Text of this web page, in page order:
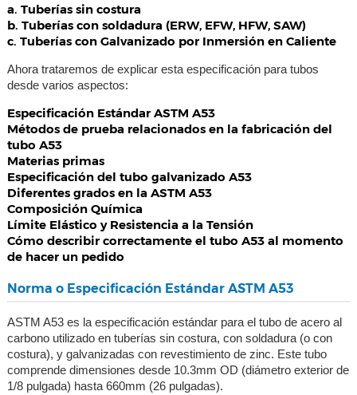
a. Tuberías sin costura
b. Tuberías con soldadura (ERW, EFW, HFW, SAW)
c. Tuberías con Galvanizado por Inmersión en Caliente
Ahora trataremos de explicar esta especificación para tubos
desde varios aspectos:
Especificación Estándar ASTM A53
Métodos de prueba relacionados en la fabricación del
tubo A53
Materias primas
Especificación del tubo galvanizado A53
Diferentes grados en la ASTM A53
Composición Química
Límite Elástico y Resistencia a la Tensión
Cómo describir correctamente el tubo A53 al momento
de hacer un pedido
Norma o Especificación Estándar ASTM A53
ASTM A53 es la especificación estándar para el tubo de acero al
carbono utilizado en tuberías sin costura, con soldadura (o con
costura), y galvanizadas con revestimiento de zinc. Este tubo
comprende dimensiones desde 10.3mm OD (diámetro exterior de
1/8 pulgada) hasta 660mm (26 pulgadas).